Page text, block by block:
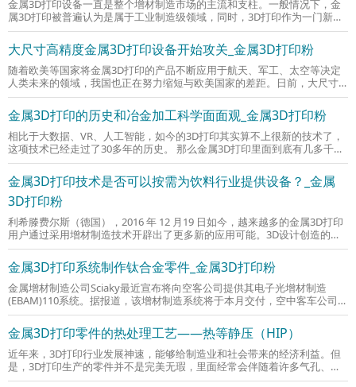
金属3D打印设备一直是整个增材制造市场的主流和支柱。一般情况下，金
属3D打印被普遍认为是属于工业制造级领域，同时，3D打印作为一门新技
术，也代表着未来制造产业的前进方向，
大尺寸高精度金属3D打印设备开始攻关_金属3D打印粉
随着欧美等国家将金属3D打印的产品不断应用于航天、军工、太空等决定
人类未来的领域，我国也正在努力缩短与欧美国家的差距。日前，大尺寸
粉末床选区激光熔化增材制造工艺与装
金属3D打印的历史和冶金加工科学面面观_金属3D打印粉
相比于大数据、VR、人工智能，如今的3D打印其实算不上很新的技术了，
这项技术已经走过了30多年的历史。 那么金属3D打印里面到底有几多千
秋？不同的金属3D打印技术又在打印材料和
金属3D打印技术是否可以按需为饮料行业提供设备？_金属
3D打印粉
利希滕费尔斯（德国），2016 年 12 月19 日如今，越来越多的金属3D打印
用户通过采用增材制造技术开辟出了更多新的应用可能。3D设计创造的全
新产品解决方案为生产制造和物流理念带来
金属3D打印系统制作钛合金零件_金属3D打印粉
金属增材制造公司Sciaky最近宣布将向空客公司提供其电子光增材制造
(EBAM)110系统。据报道，该增材制造系统将于本月交付，空中客车公司会
将其用于制造大型钛结构件。欢迎登陆优制网
金属3D打印零件的热处理工艺——热等静压（HIP）
近年来，3D打印行业发展神速，能够给制造业和社会带来的经济利益。但
是，3D打印生产的零件并不是完美无瑕，里面经常会伴随着许多气孔、未
熔化等缺陷的存在。热等静压技术最突出